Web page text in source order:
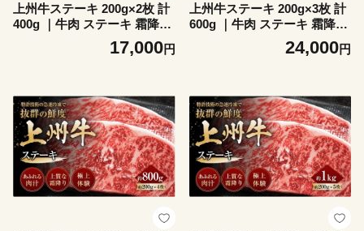
上州牛ステーキ 200g×2枚 計
400g ｜牛肉 ステーキ 霜降り
和牛 高級 ぜいたく 贅沢 特別
牛 すき焼き 炒め物 ブランド
前橋市
17,000円
上州牛ステーキ 200g×3枚 計
600g ｜牛肉 ステーキ 霜降り
和牛 高級 ぜいたく 贅沢 特別
牛 すき焼き 炒め物 ブランド
前橋市
24,000円